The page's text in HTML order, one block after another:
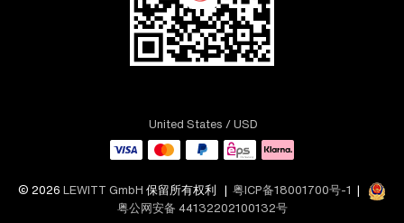
United States / USD
© 2026 LEWITT GmbH 保留所有权利 | 粤ICP备18001700号-1 |
粤公网安备 44132202100132号